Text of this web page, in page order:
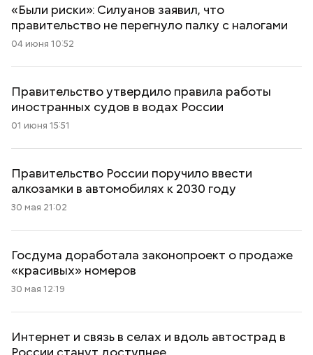
«Были риски»: Силуанов заявил, что
правительство не перегнуло палку с налогами
04 июня 10:52
Правительство утвердило правила работы
иностранных судов в водах России
01 июня 15:51
Правительство России поручило ввести
алкозамки в автомобилях к 2030 году
30 мая 21:02
Госдума доработала законопроект о продаже
«красивых» номеров
30 мая 12:19
Интернет и связь в селах и вдоль автострад в